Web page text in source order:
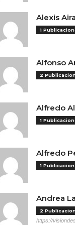
Alexis
1
Alfonso
2
Alfredo
1
Alfredo
1
Andrea
2
https://